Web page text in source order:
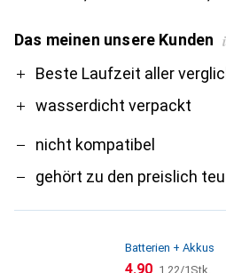
Das meinen unsere Kunden i
ProBeste Laufzeit aller
wasserdicht verpackt
Contra
nicht kompatibel
gehört zu den preislich
Batterien + Akkus
CHF
4.90 CHF
1.22/1Stk.